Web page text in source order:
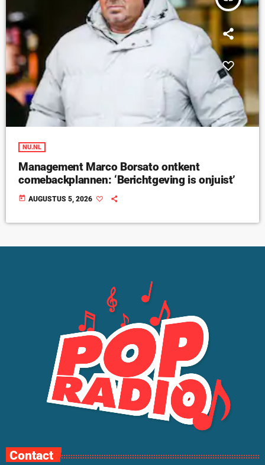
NU.NL
Management Marco Borsato ontkent
comebackplannen: ‘Berichtgeving is onjuist’
today AUGUSTUS 5, 2026
Contact